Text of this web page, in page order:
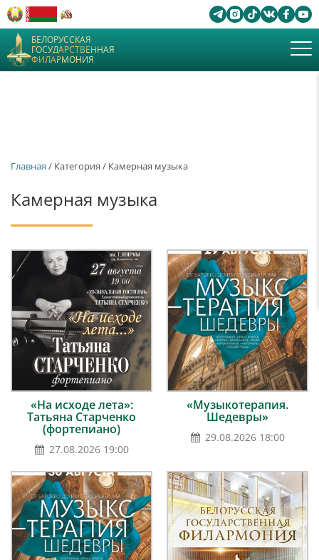
БЕЛОРУССКАЯ
ГОСУДАРСТВЕННАЯ
ФИЛАРМОНИЯ
Главная / Категория / Камерная музыка
Камерная музыка
«На исходе лета»:
Татьяна Старченко
(фортепиано)
27.08.2026 19:00
«Музыкотерапия.
Шедевры»
29.08.2026 18:00